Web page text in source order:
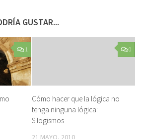
GUSTAR...
1 0
Cómo hacer que la lógica no
tenga ninguna lógica:
Silogismos
21 MAYO, 2010